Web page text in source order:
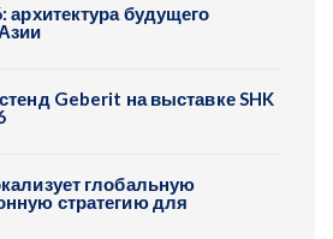
архитектура будущего
Geberit на выставке SHK
глобальную
стратегию для